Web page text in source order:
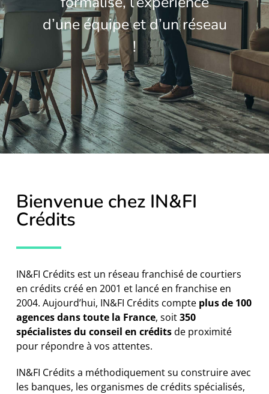
Contactez-nous
d’une équipe et d’un réseau
!
Bienvenue chez IN&FI
Crédits
IN&FI Crédits est un réseau franchisé de courtiers
en crédits créé en 2001 et lancé en franchise en
2004. Aujourd’hui, IN&FI Crédits compte plus de 100
agences dans toute la France, soit350
spécialistes du conseil en créditsde proximité
pour répondre à vos attentes.
IN&FI Crédits a méthodiquement su construire avec
les banques, les organismes de crédits spécialisés,